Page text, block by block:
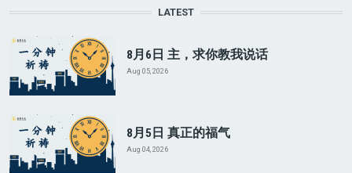
LATEST
8月6日 主，求你教我说话
Aug 05, 2026
8月5日 真正的福气
Aug 04, 2026